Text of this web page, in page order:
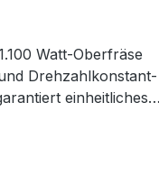
Watt-Oberfräse
Drehzahlkonstant-
einheitliches